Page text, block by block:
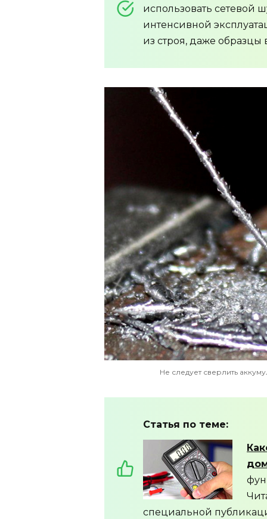
использовать сетевой
интенсивной
из строя, даже
Не следует сверлить
Статья по теме:
специальной